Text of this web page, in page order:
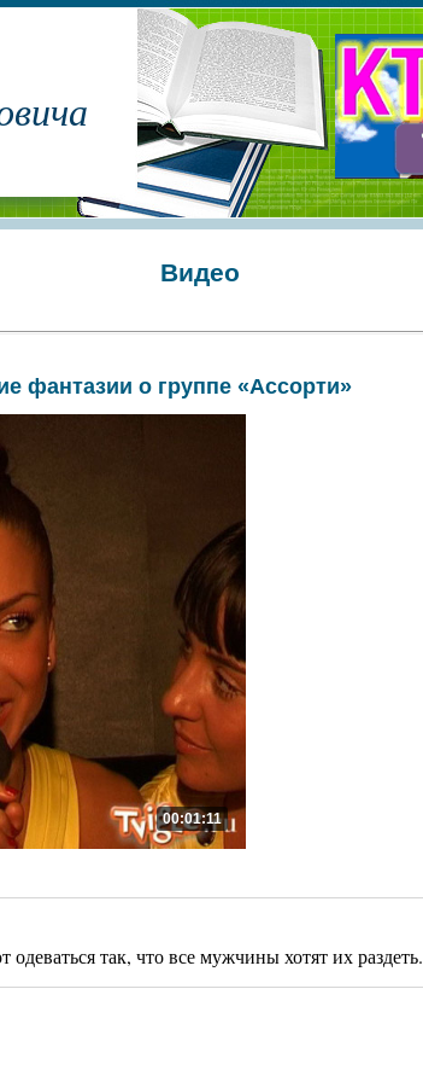
Видео
фантазии о группе «Ассорти»
00:01:11
так, что все мужчины хотят их раздеть.